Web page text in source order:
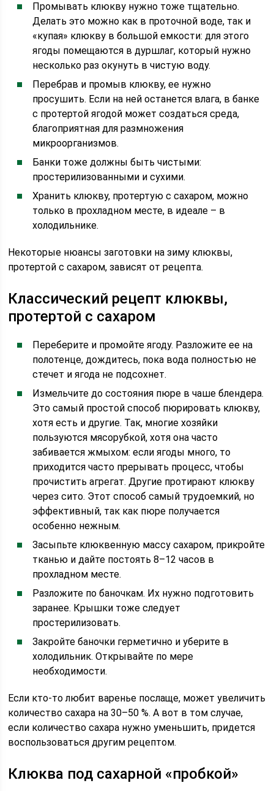
Промывать клюкву нужно тоже тщательно.
Делать это можно как в проточной воде, так и
«купая» клюкву в большой емкости: для этого
ягоды помещаются в дуршлаг, который нужно
несколько раз окунуть в чистую воду.
Перебрав и промыв клюкву, ее нужно
просушить. Если на ней останется влага, в банке
с протертой ягодой может создаться среда,
благоприятная для размножения
микроорганизмов.
Банки тоже должны быть чистыми:
простерилизованными и сухими.
Хранить клюкву, протертую с сахаром, можно
только в прохладном месте, в идеале – в
холодильнике.
Некоторые нюансы заготовки на зиму клюквы,
протертой с сахаром, зависят от рецепта.
Классический рецепт клюквы,
протертой с сахаром
Переберите и промойте ягоду. Разложите ее на
полотенце, дождитесь, пока вода полностью не
стечет и ягода не подсохнет.
Измельчите до состояния пюре в чаше блендера.
Это самый простой способ пюрировать клюкву,
хотя есть и другие. Так, многие хозяйки
пользуются мясорубкой, хотя она часто
забивается жмыхом: если ягоды много, то
приходится часто прерывать процесс, чтобы
прочистить агрегат. Другие протирают клюкву
через сито. Этот способ самый трудоемкий, но
эффективный, так как пюре получается
особенно нежным.
Засыпьте клюквенную массу сахаром, прикройте
тканью и дайте постоять 8–12 часов в
прохладном месте.
Разложите по баночкам. Их нужно подготовить
заранее. Крышки тоже следует
простерилизовать.
Закройте баночки герметично и уберите в
холодильник. Открывайте по мере
необходимости.
Если кто-то любит варенье послаще, может увеличить
количество сахара на 30–50 %. А вот в том случае,
если количество сахара нужно уменьшить, придется
воспользоваться другим рецептом.
Клюква под сахарной «пробкой»